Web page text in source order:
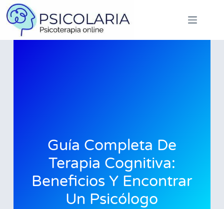
Guía Completa De
Terapia Cognitiva:
Beneficios Y Encontrar
Un Psicólogo